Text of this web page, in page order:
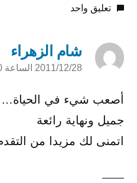
تعليق واحد
شام الزهراء
قال:
2011/12/28 الساعة 19:30
أصعب شيء في
جميل ونهاية رائعة
اتمنى لك مزيدا من